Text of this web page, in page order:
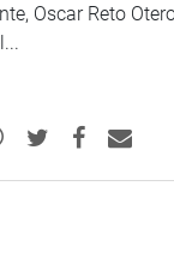
Oscar Reto